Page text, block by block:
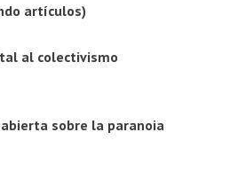
artículos)
al colectivismo
sobre la paranoia